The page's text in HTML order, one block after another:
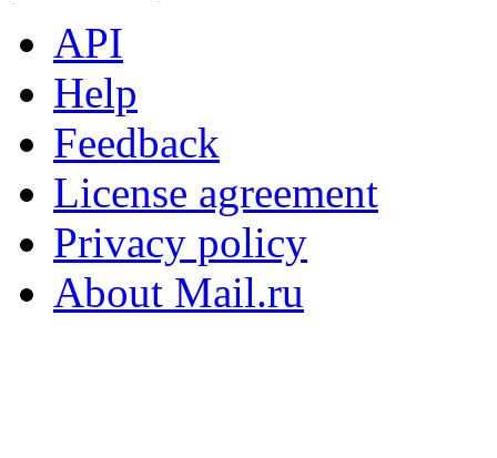
API
Help
Feedback
License agreement
Privacy policy
About Mail.ru